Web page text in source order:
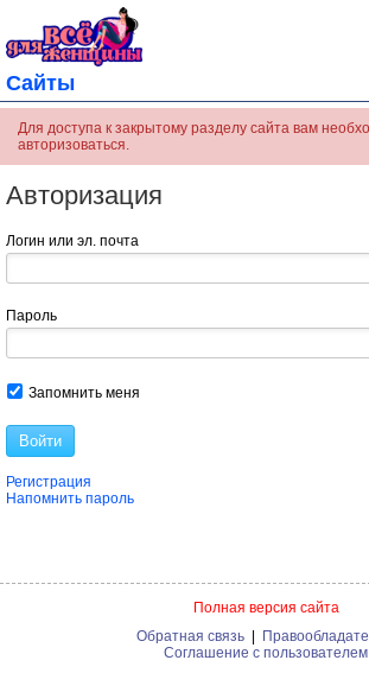
Сайты
Для доступа к закрытому разделу сайта вам
авторизоваться.
Авторизация
Логин или эл. почта
Пароль
Запомнить меня
Войти
Регистрация
Напомнить пароль
Полная версия сайта
Обратная связь |
Соглашение с пользователем